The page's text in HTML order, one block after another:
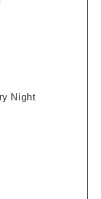
Night